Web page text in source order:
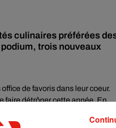
culinaires préférées
trois nouveaux
de favoris dans leur coeur.
faire détrôner cette année. En
le confinement. Comme le